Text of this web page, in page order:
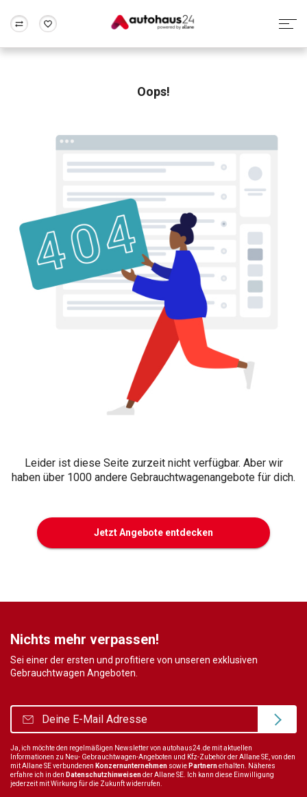
Rund um die Inzahlungnahme
Oops!
Leider ist diese Seite zurzeit nicht verfügbar. Aber wir
haben über 1000 andere Gebrauchtwagenangebote für dich.
Jetzt Angebote entdecken
Nichts mehr verpassen!
Sei einer der ersten und profitiere von unseren exklusiven
Gebrauchtwagen Angeboten.
Ja, ich möchte den regelmäßigen Newsletter von autohaus24.de mit aktuellen
Informationen zu Neu- Gebrauchtwagen-Angeboten und Kfz-Zubehör der Allane SE, von den
mit Allane SE verbundenen Konzernunternehmen sowie Partnernerhalten. Näheres
erfahre ich in den Datenschutzhinweisender Allane SE. Ich kann diese Einwilligung
jederzeit mit Wirkung für die Zukunft widerrufen.